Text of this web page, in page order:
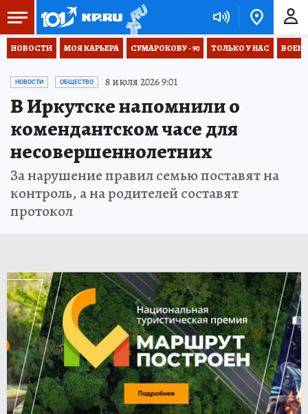
НОВОСТИ МОЯ КАРЬЕРА СУМАРОКОВУ - 90 ТОЛЬКО У НАС
НОВОСТИ ОБЩЕСТВО 8 июля 2026 9:01
В Иркутске напомнили о
комендантском часе для
несовершеннолетних
За нарушение правил семью поставят на
контроль, а на родителей составят
протокол